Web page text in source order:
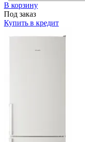
В корзину
Под заказ
Купить в кредит